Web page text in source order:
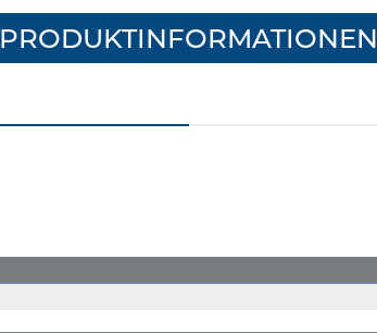
PRODUKTINFORMATIONEN